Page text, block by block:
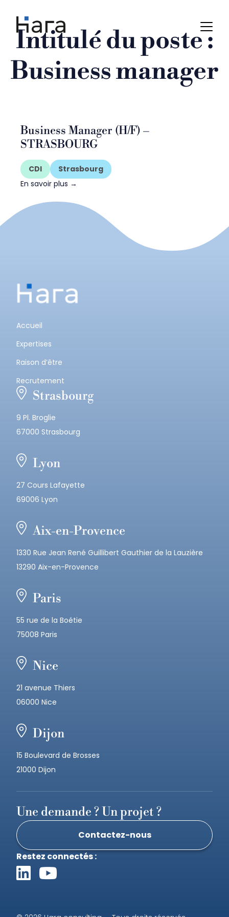
contentIntitulé du poste :
Business manager
Business Manager (H/F) –
STRASBOURG
CDI
Strasbourg
En savoir plus
Accueil
Expertises
Raison d’être
Recrutement
Strasbourg
9 Pl. Broglie
67000 Strasbourg
Lyon
27 Cours Lafayette
69006 Lyon
Aix-en-Provence
1330 Rue Jean René Guillibert Gauthier de la Lauzière
13290 Aix-en-Provence
Paris
55 rue de la Boétie
75008 Paris
Nice
21 avenue Thiers
06000 Nice
Dijon
15 Boulevard de Brosses
21000 Dijon
Restez connectés :
Une demande ? Un projet ?
Contactez-nous